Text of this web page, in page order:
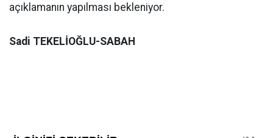
açıklamanın yapılması bekleniyor.
Sadi TEKELİOĞLU-SABAH